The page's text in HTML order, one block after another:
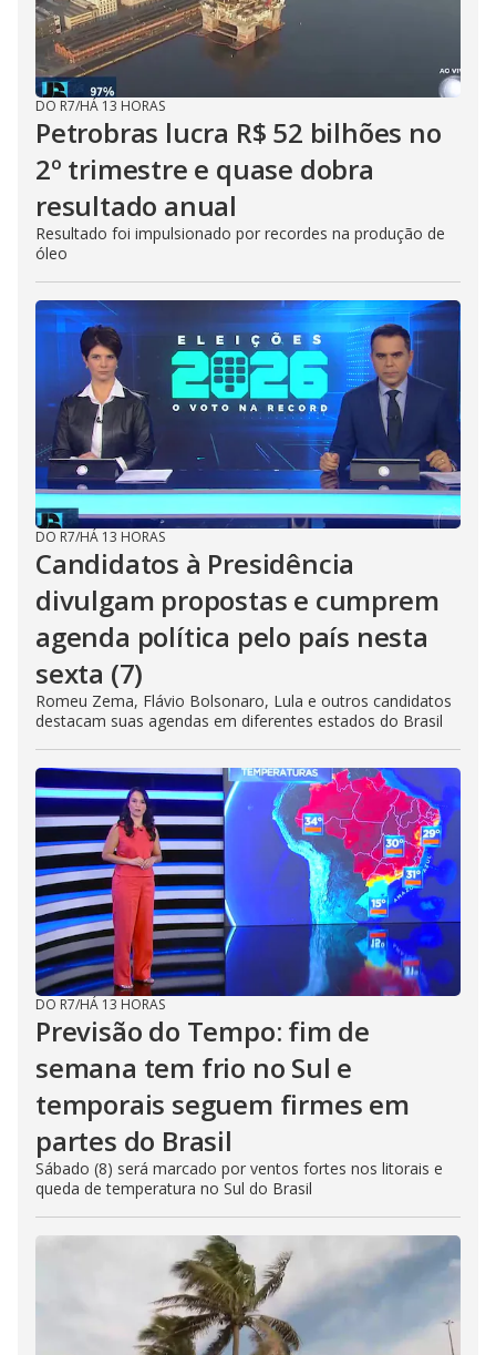
DO R7/HÁ 13 HORAS
Petrobras lucra R$ 52 bilhões no
2º trimestre e quase dobra
resultado anual
Resultado foi impulsionado por recordes na produção de
óleo
DO R7/HÁ 13 HORAS
Candidatos à Presidência
divulgam propostas e cumprem
agenda política pelo país nesta
sexta (7)
Romeu Zema, Flávio Bolsonaro, Lula e outros candidatos
destacam suas agendas em diferentes estados do Brasil
DO R7/HÁ 13 HORAS
Previsão do Tempo: fim de
semana tem frio no Sul e
temporais seguem firmes em
partes do Brasil
Sábado (8) será marcado por ventos fortes nos litorais e
queda de temperatura no Sul do Brasil